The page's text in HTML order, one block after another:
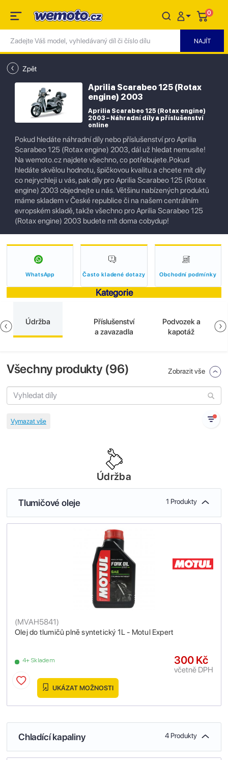
0
Zpět
Aprilia Scarabeo 125 (Rotax
engine) 2003
Aprilia Scarabeo 125 (Rotax engine)
2003 – Náhradní díly a příslušenství
online
Pokud hledáte náhradní díly nebo příslušenství pro Aprilia
Scarabeo 125 (Rotax engine) 2003, dál už hledat nemusíte!
Na wemoto.cz najdete všechno, co potřebujete.Pokud
hledáte skvělou hodnotu, špičkovou kvalitu a chcete mít díly
co nejrychleji u vás, pak díly pro Aprilia Scarabeo 125 (Rotax
engine) 2003 objednejte u nás. Většinu nabízených produktů
máme skladem v České republice či na našem centrálním
evropském skladě, takže všechno pro Aprilia Scarabeo 125
(Rotax engine) 2003 budete mít doma cobydup!
WhatsApp Často kladené dotazy Obchodní podmínky
Kategorie
Údržba
Příslušenství
a zavazadla
Podvozek a
kapotáž
Všechny produkty (96) Zobrazit vše
Údržba
Tlumičové oleje 1 Produkty
Olej do tlumičů plně syntetický 1L - Motul Expert
(MVAH5841)
4+ Skladem 300 Kč
včetně DPH
UKÁZAT MOŽNOSTI
Chladící kapaliny 4 Produkty